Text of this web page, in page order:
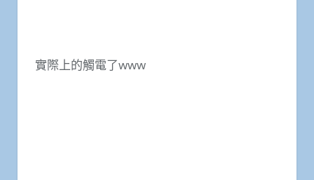
實際上的觸電了www